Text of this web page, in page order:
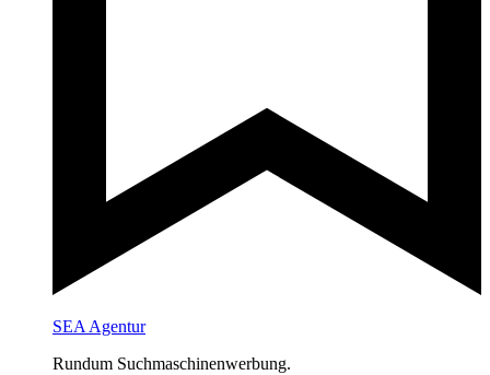
SEA Agentur
Rundum Suchmaschinenwerbung.